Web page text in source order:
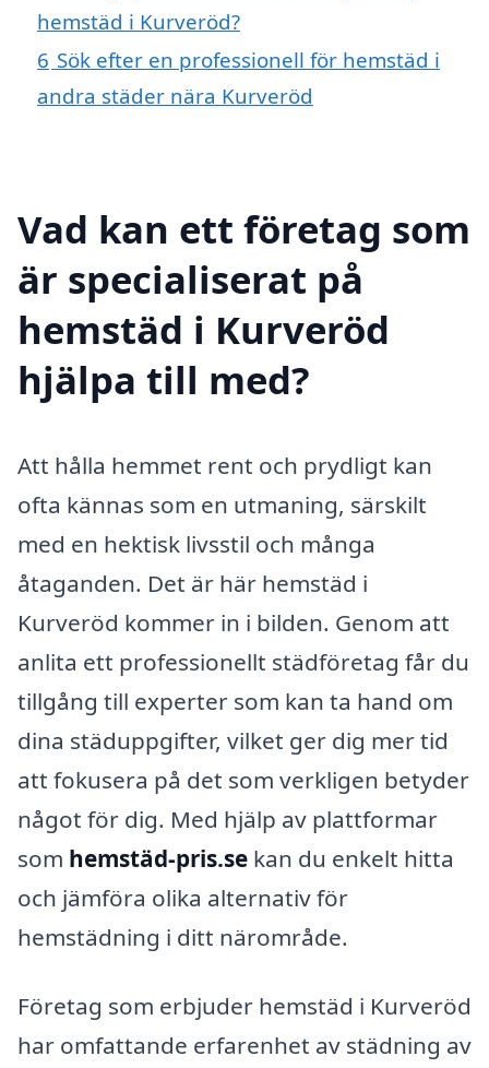
hemstäd i Kurveröd?
6 Sök efter en professionell för hemstäd i
andra städer nära Kurveröd
Vad kan ett företag som
är specialiserat på
hemstäd i Kurveröd
hjälpa till med?
Att hålla hemmet rent och prydligt kan
ofta kännas som en utmaning, särskilt
med en hektisk livsstil och många
åtaganden. Det är här hemstäd i
Kurveröd kommer in i bilden. Genom att
anlita ett professionellt städföretag får du
tillgång till experter som kan ta hand om
dina städuppgifter, vilket ger dig mer tid
att fokusera på det som verkligen betyder
något för dig. Med hjälp av plattformar
som hemstäd-pris.se kan du enkelt hitta
och jämföra olika alternativ för
hemstädning i ditt närområde.
Företag som erbjuder hemstäd i Kurveröd
har omfattande erfarenhet av städning av